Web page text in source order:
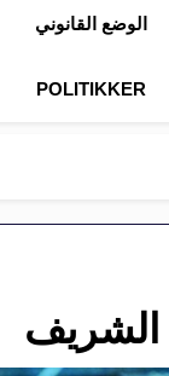
الوضع القانوني
POLITIKKER
الشريف